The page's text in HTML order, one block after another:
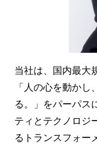
当社は、国内最大
「人の心を動かし
る。」をパーパス
ティとテクノロジ
るトランスフォー